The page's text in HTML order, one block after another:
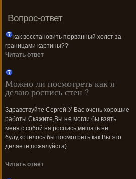
Вопрос-ответ
как восстановить порванный холст за
границами картины??
Читать ответ
Можно ли посмотреть как я
делаю роспись стен ?
Здравствуйте Сергей.У Вас очень хорошие
работы.Скажите,Вы не могли бы взять
меня с собой на роспись,мешать не
буду,хотелось бы посмотреть как Вы это
делаете,пожалуйста)
Читать ответ